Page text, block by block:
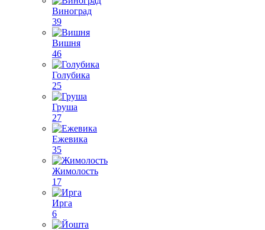
Виноград
39
Вишня
46
Голубика
25
Груша
27
Ежевика
35
Жимолость
17
Ирга
6